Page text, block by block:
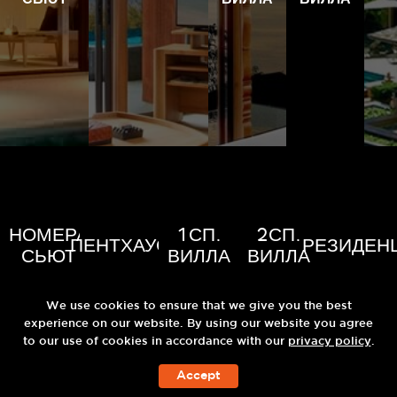
НОМЕРА
СЬЮТПЕНТХАУСЫ1СП.
ВИЛЛА
2СП.
ВИЛЛА
ЗАБРОНИРОВАТЬ
We use cookies to ensure that we give you the best
experience on our website. By using our website you agree
to our use of cookies in accordance with our privacy policy.
Accept